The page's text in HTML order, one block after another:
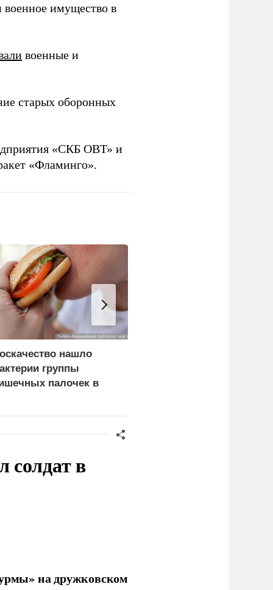
военное имущество в
военные и
старых оборонных
«СКБ ОВТ» и
«Фламинго».
нашло
группы
палочек в
в
на дружковском